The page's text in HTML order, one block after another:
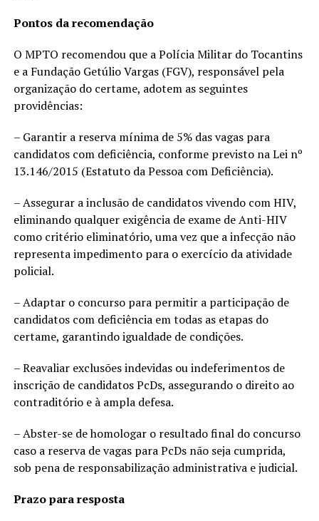
Pontos da recomendação
O MPTO recomendou que a Polícia Militar do Tocantins
e a Fundação Getúlio Vargas (FGV), responsável pela
organização do certame, adotem as seguintes
providências:
– Garantir a reserva mínima de 5% das vagas para
candidatos com deficiência, conforme previsto na Lei nº
13.146/2015 (Estatuto da Pessoa com Deficiência).
– Assegurar a inclusão de candidatos vivendo com HIV,
eliminando qualquer exigência de exame de Anti-HIV
como critério eliminatório, uma vez que a infecção não
representa impedimento para o exercício da atividade
policial.
– Adaptar o concurso para permitir a participação de
candidatos com deficiência em todas as etapas do
certame, garantindo igualdade de condições.
– Reavaliar exclusões indevidas ou indeferimentos de
inscrição de candidatos PcDs, assegurando o direito ao
contraditório e à ampla defesa.
– Abster-se de homologar o resultado final do concurso
caso a reserva de vagas para PcDs não seja cumprida,
sob pena de responsabilização administrativa e judicial.
Prazo para resposta